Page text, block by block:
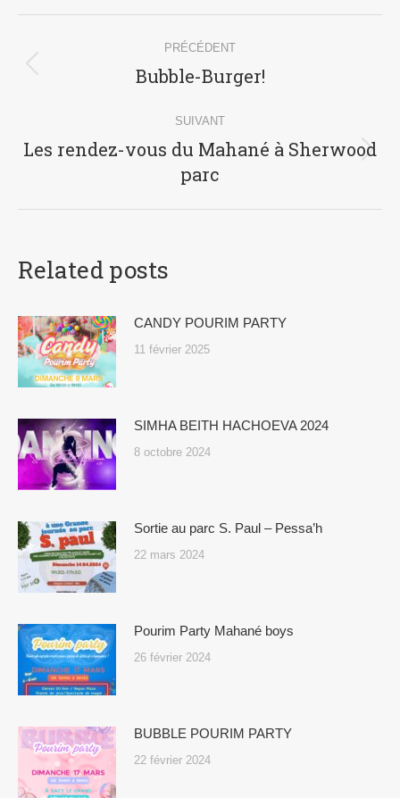
Navigation
article
PRÉCÉDENT
Article
:
Bubble-Burger!
SUIVANT
Article
suivant
Les rendez-vous du Mahané à Sherwood
parc
Related posts
CANDY POURIM PARTY
11 février 2025
SIMHA BEITH HACHOEVA 2024
8 octobre 2024
Sortie au parc S. Paul – Pessa’h
22 mars 2024
Pourim Party Mahané boys
26 février 2024
BUBBLE POURIM PARTY
22 février 2024